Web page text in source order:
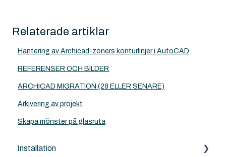
Relaterade artiklar
Hantering av Archicad-zoners konturlinjer i AutoCAD
REFERENSER OCH BILDER
ARCHICAD MIGRATION (28 ELLER SENARE)
Arkivering av projekt
Skapa mönster på glasruta
Installation